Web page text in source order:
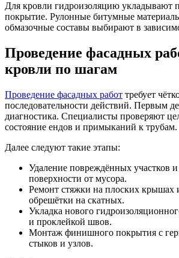
Для кровли гидроизоляцию укладывают
покрытие. Рулонные битумные
обмазочные составы выбирают в
Проведение фасадных
кровли по шагам
Проведение фасадных работ требует
последовательности действий. Первым
диагностика. Специалисты проверяют
состояние ендов и примыканий к трубам.
Далее следуют такие этапы:
Удаление повреждённых участков и
поверхности от мусора.
Ремонт стяжки на плоских крышах
обрешётки на скатных.
Укладка нового
и проклейкой швов.
Монтаж финишного покрытия с
стыков и узлов.